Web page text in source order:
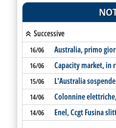
Successive
16/06 Australia, primo
16/06 Capacity market, in
15/06 L'Australia
14/06 Colonnine
14/06 Enel, Ccgt Fusina